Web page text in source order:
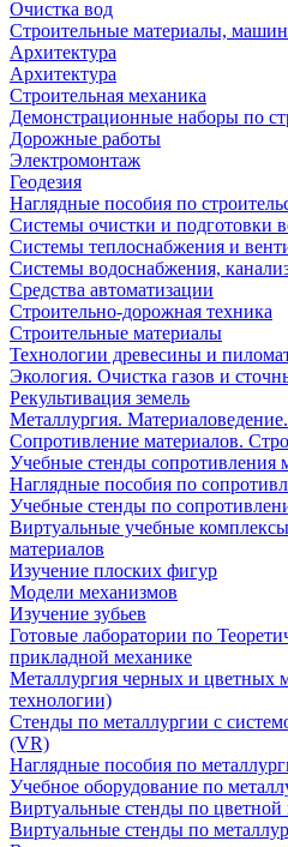
Очистка вод
Строительные материалы,
Архитектура
Архитектура
Cтроительная механика
Демонстрационные наборы по
Дорожные работы
Электромонтаж
Геодезия
Наглядные пособия по
Системы очистки и подготовки
Системы теплоснабжения и
Системы водоснабжения,
Средства автоматизации
Строительно-дорожная техника
Строительные материалы
Технологии древесины и
Экология. Очистка газов и
Рекультивация земель
Металлургия.
Сопротивление материалов.
Учебные стенды сопротивления
Наглядные пособия по
Учебные стенды по
Виртуальные учебные
материалов
Изучение плоских фигур
Модели механизмов
Изучение зубьев
Готовые лаборатории по
прикладной механике
Металлургия черных и цветных
технологии)
Cтенды по металлургии с
(VR)
Наглядные пособия по
Учебное оборудование по
Виртуальные стенды по цветной
Виртуальные стенды по